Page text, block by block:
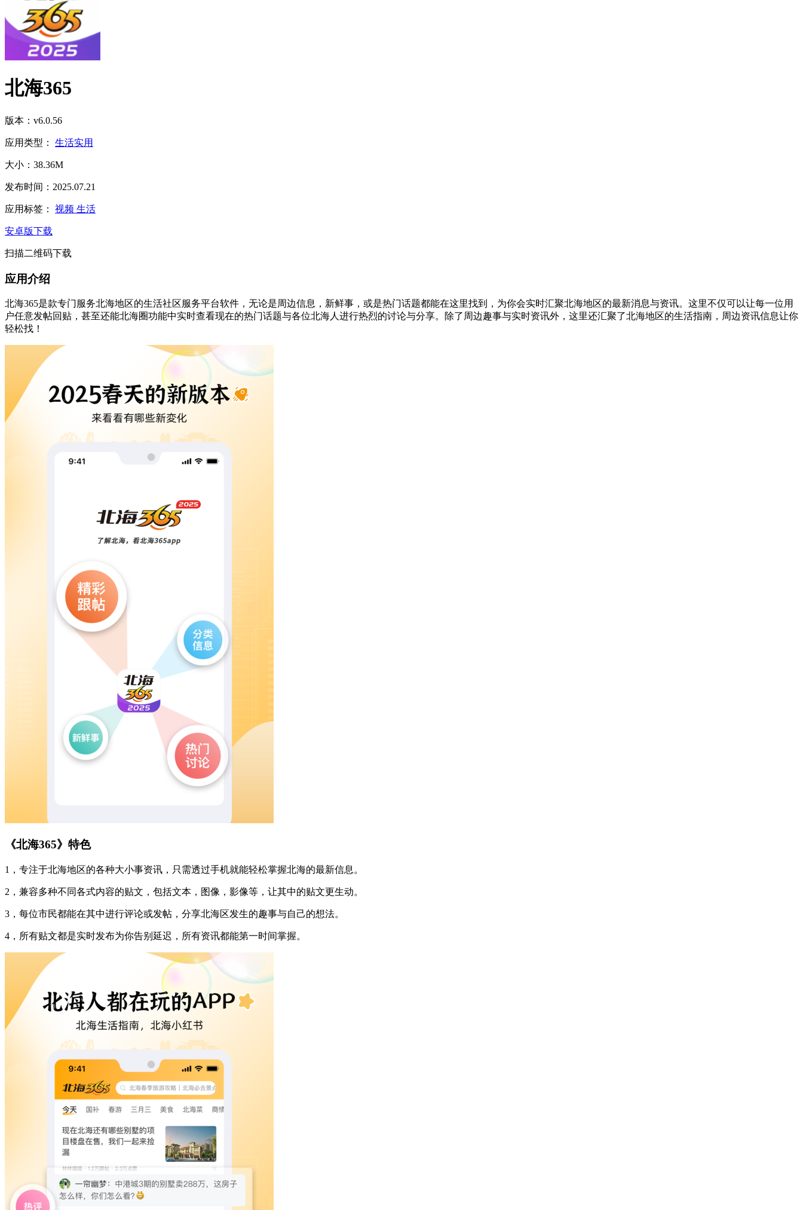
北海365
版本：v6.0.56
应用类型： 生活实用
大小：38.36M
发布时间：2025.07.21
应用标签： 视频 生活
安卓版下载
扫描二维码下载
应用介绍
北海365是款专门服务北海地区的生活社区服务平台软件，无论是周边信息，新鲜事，或是热门话题都能在这里找到，为你会实时汇聚北海地区的最新消息与资讯。这里不仅可以让每一位用
户任意发帖回贴，甚至还能北海圈功能中实时查看现在的热门话题与各位北海人进行热烈的讨论与分享。除了周边趣事与实时资讯外，这里还汇聚了北海地区的生活指南，周边资讯信息让你
轻松找！
《北海365》特色
1，专注于北海地区的各种大小事资讯，只需透过手机就能轻松掌握北海的最新信息。
2，兼容多种不同各式内容的贴文，包括文本，图像，影像等，让其中的贴文更生动。
3，每位市民都能在其中进行评论或发帖，分享北海区发生的趣事与自己的想法。
4，所有贴文都是实时发布为你告别延迟，所有资讯都能第一时间掌握。